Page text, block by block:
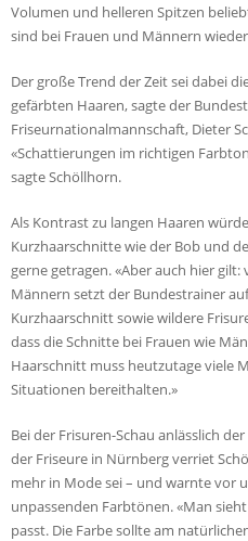
Volumen und helleren Spitzen
sind bei Frauen und Männern
Der große Trend der Zeit sei dabei
gefärbten Haaren, sagte der
Friseurnationalmannschaft, Dieter
«Schattierungen im richtigen
sagte Schöllhorn.
Als Kontrast zu langen Haaren
Kurzhaarschnitte wie der Bob und
gerne getragen. «Aber auch hier gilt:
Männern setzt der Bundestrainer
Kurzhaarschnitt sowie wildere
dass die Schnitte bei Frauen wie
Haarschnitt muss heutzutage viele
Situationen bereithalten.»
Bei der Frisuren-Schau anlässlich
der Friseure in Nürnberg verriet
mehr in Mode sei – und warnte vor
unpassenden Farbtönen. «Man
passt. Die Farbe sollte am